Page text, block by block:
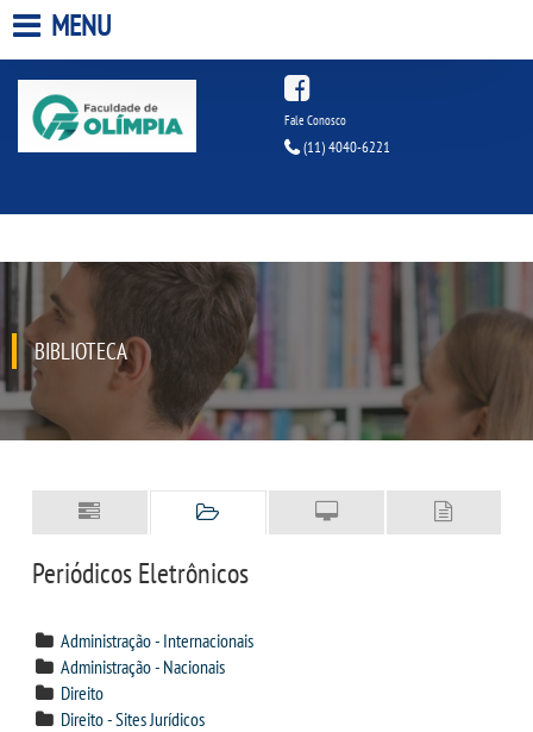
HOME
INFRAESTRUTURA
BACHARELADOS
MENU
Fale Conosco
(11) 4040-6221
BIBLIOTECA
Periódicos Eletrônicos
Administração - Internacionais
Administração - Nacionais
Direito
Direito - Sites Jurídicos